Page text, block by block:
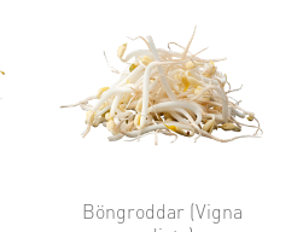
Böngroddar (Vigna